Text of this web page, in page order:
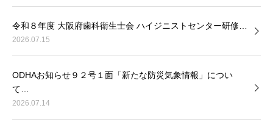
令和８年度 大阪府歯科衛生士会 ハイジニストセンター研修…
2026.07.15
ODHAお知らせ９２号１面「新たな防災気象情報」につい
て…
2026.07.14